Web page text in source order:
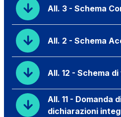
All. 3 - Schema
All. 2 - Schema
All. 12 - Schema
All. 11 - Domanda
dichiarazioni